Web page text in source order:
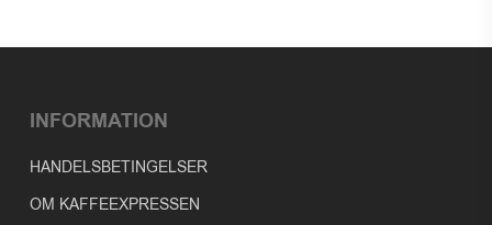
INFORMATION
HANDELSBETINGELSER
OM KAFFEEXPRESSEN